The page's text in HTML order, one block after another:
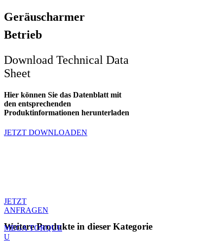
Geräuscharmer
Betrieb
Download Technical Data
Sheet
Hier können Sie das Datenblatt mit
den entsprechenden
Produktinformationen herunterladen
JETZT DOWNLOADEN
JETZT
ANFRAGEN
Weitere Produkte in dieser Kategorie
MEGA TORQUE
U